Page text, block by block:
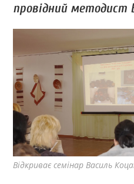
провідний
Відкриває семінар Василь